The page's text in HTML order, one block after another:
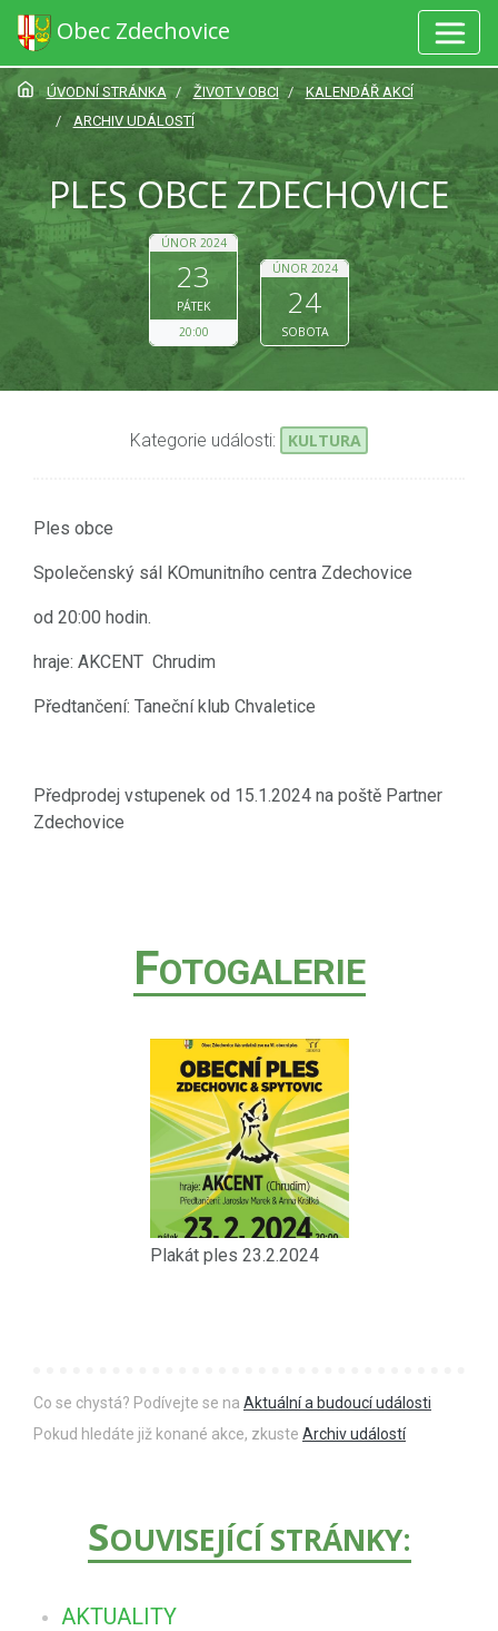
Obec Zdechovice
ÚVODNÍ STRÁNKA ŽIVOT V OBCI
KALENDÁŘ AKCÍ
ARCHIV UDÁLOSTÍ
PLES OBCE ZDECHOVICE
ÚNOR 2024
23
PÁTEK
20:00
ÚNOR 2024
24
SOBOTA
Kategorie události: KULTURA
Ples obce
Společenský sál KOmunitního centra Zdechovice
od 20:00 hodin.
hraje: AKCENT Chrudim
Předtančení: Taneční klub Chvaletice
Předprodej vstupenek od 15.1.2024 na poště Partner
Zdechovice
FOTOGALERIE
Plakát ples 23.2.2024
Co se chystá? Podívejte se na Aktuální a budoucí události
Pokud hledáte již konané akce, zkuste Archiv událostí
SOUVISEJÍCÍ STRÁNKY:
AKTUALITY